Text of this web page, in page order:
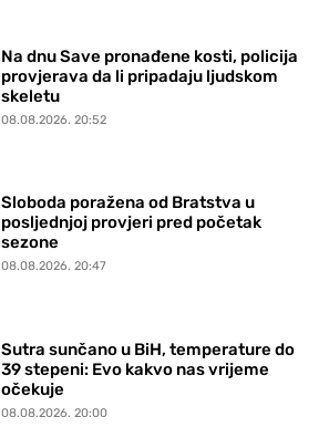
Na dnu Save pronađene kosti, policija
provjerava da li pripadaju ljudskom
skeletu
08.08.2026. 20:52
Sloboda poražena od Bratstva u
posljednjoj provjeri pred početak
sezone
08.08.2026. 20:47
Sutra sunčano u BiH, temperature do
39 stepeni: Evo kakvo nas vrijeme
očekuje
08.08.2026. 20:00